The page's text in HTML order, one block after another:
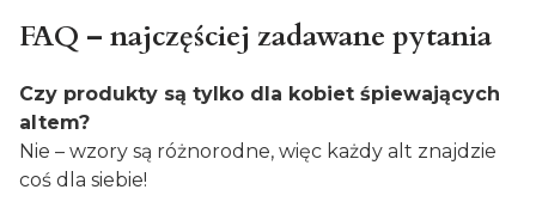
FAQ – najczęściej zadawane pytania
Czy produkty są tylko dla kobiet śpiewających
altem?
Nie – wzory są różnorodne, więc każdy alt znajdzie
coś dla siebie!